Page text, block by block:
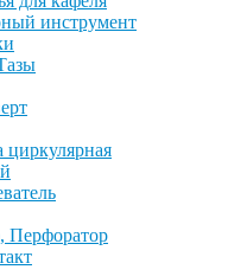
инструмент
циркулярная